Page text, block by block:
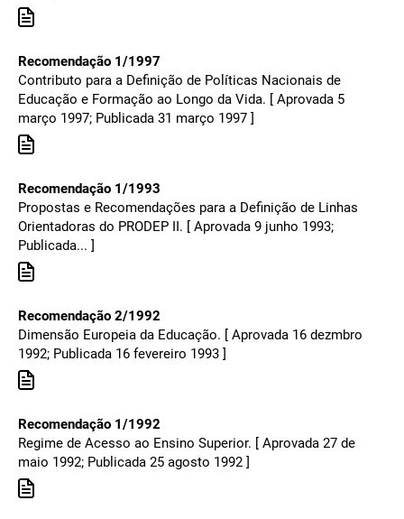
Recomendação 1/1997
Contributo para a Definição de Políticas Nacionais de
Educação e Formação ao Longo da Vida. [ Aprovada 5
março 1997; Publicada 31 março 1997 ]
Recomendação 1/1993
Propostas e Recomendações para a Definição de Linhas
Orientadoras do PRODEP II. [ Aprovada 9 junho 1993;
Publicada... ]
Recomendação 2/1992
Dimensão Europeia da Educação. [ Aprovada 16 dezmbro
1992; Publicada 16 fevereiro 1993 ]
Recomendação 1/1992
Regime de Acesso ao Ensino Superior. [ Aprovada 27 de
maio 1992; Publicada 25 agosto 1992 ]